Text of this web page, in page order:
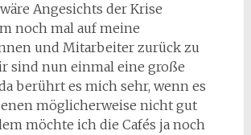
Angesichts der Krise
noch mal auf meine
und Mitarbeiter zurück zu
sind nun einmal eine große
berührt es mich sehr, wenn es
möglicherweise nicht gut
möchte ich die Cafés ja noch